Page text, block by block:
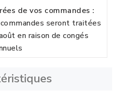
de vos commandes :
seront traitées
en raison de congés